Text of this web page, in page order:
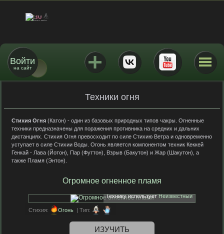
Войти
на сайт
Техники огня
Стихия Огня (Катон) - один из базовых природных типов чакры. Огненные
техники предназначены для поражения противника на средних и дальних
дистанциях. Стихия Огня превосходит по силе Стихию Ветра и одновременно
уступает в силе Стихии Воды. Огонь является компонентом техник Кеккей
Генкай - Лава (Йотон), Пар (Футтон), Взрыв (Бакутон) и Жар (Шакутон), а
также Пламя (Энтон).
Огромное огненное пламя
Технику используетНеизвестный
Стихия: Огонь | Тип:
ИЗУЧИТЬ